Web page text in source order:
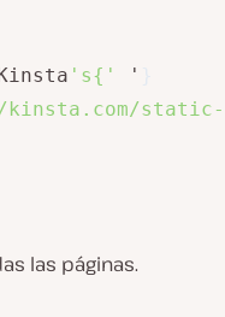
's{' '
las páginas.